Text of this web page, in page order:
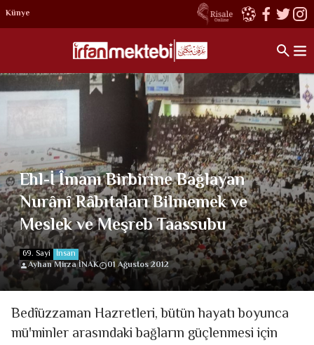
Künye
Ehl-İ Îmanı Birbirine Bağlayan
Nurânî Râbıtaları Bilmemek ve
Meslek ve Meşreb Taassubu
69. Sayi İnsan
Ayhan Mirza İNAK
01 Ağustos 2012
Bedîüzzaman Hazretleri, bütün hayatı boyunca
mü'minler arasındaki bağların güçlenmesi için